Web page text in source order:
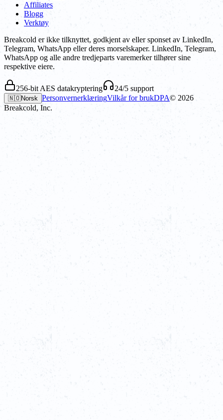
Affiliates
Blogg
Verktøy
Breakcold er ikke tilknyttet, godkjent av eller sponset av LinkedIn,
Telegram, WhatsApp eller deres morselskaper. LinkedIn, Telegram,
WhatsApp og alle andre tredjeparts varemerker tilhører sine
respektive eiere.
256-bit AES datakryptering 24/5 support
🇳🇴Norsk PersonvernerklæringVilkår for brukDPA© 2026
Breakcold, Inc.